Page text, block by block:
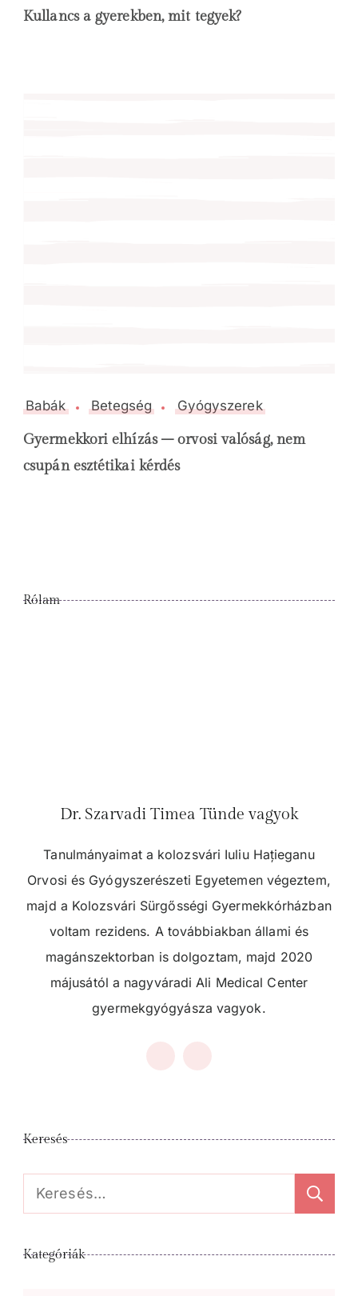
Kullancs a gyerekben, mit tegyek?
Babák Betegség Gyógyszerek
Gyermekkori elhízás – orvosi valóság, nem
csupán esztétikai kérdés
Rólam
Dr. Szarvadi Timea Tünde vagyok
Tanulmányaimat a kolozsvári Iuliu Hațieganu
Orvosi és Gyógyszerészeti Egyetemen végeztem,
majd a Kolozsvári Sürgősségi Gyermekkórházban
voltam rezidens. A továbbiakban állami és
magánszektorban is dolgoztam, majd 2020
májusától a nagyváradi Ali Medical Center
gyermekgyógyásza vagyok.
Keresés
Keresés:
Kategóriák